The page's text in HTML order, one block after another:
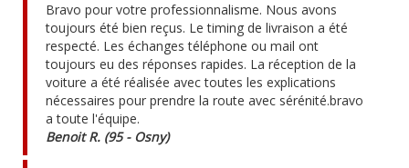
Bravo pour votre professionnalisme. Nous avons
toujours été bien reçus. Le timing de livraison a été
respecté. Les échanges téléphone ou mail ont
toujours eu des réponses rapides. La réception de la
voiture a été réalisée avec toutes les explications
nécessaires pour prendre la route avec sérénité.bravo
a toute l'équipe.
Benoit R. (95 - Osny)